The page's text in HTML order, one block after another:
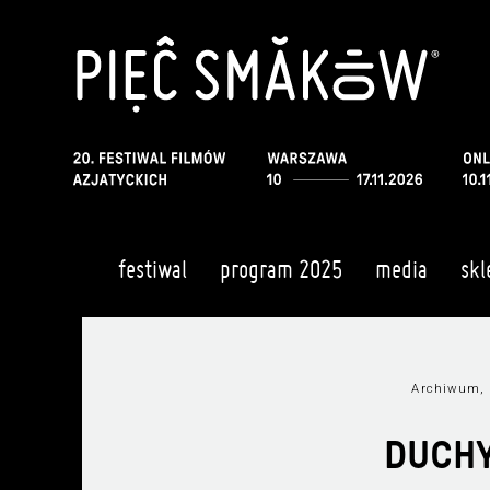
festiwal program 2025 media
Archiwum,